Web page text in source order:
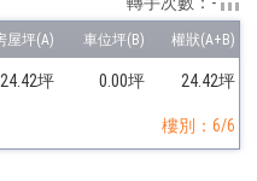
24.42坪 0.00坪 24.42坪
樓別：6/6